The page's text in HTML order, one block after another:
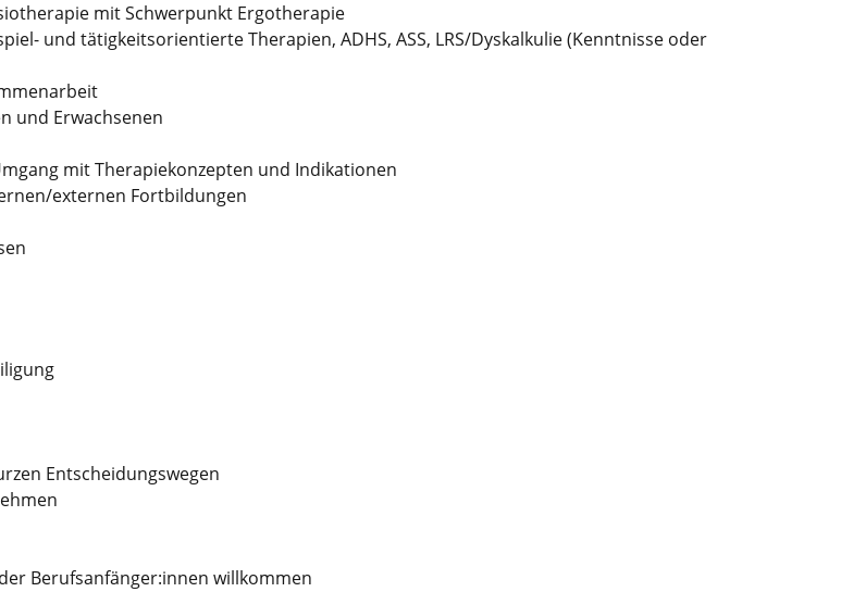
mit Schwerpunkt Ergotherapie
und tätigkeitsorientierte Therapien, ADHS, ASS, LRS/Dyskalkulie (Kenntnisse oder
und Erwachsenen
mit Therapiekonzepten und Indikationen
externen Fortbildungen
Entscheidungswegen
Berufsanfänger:innen willkommen